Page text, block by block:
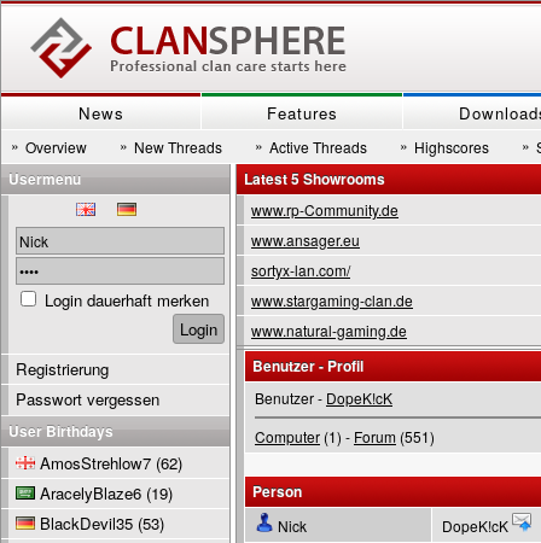
News Features
» Overview » New Threads » Active Threads » Highscores »
Latest 5 Showrooms
www.rp-Community.de
www.ansager.eu
sortyx-lan.com/
www.stargaming-clan.de
www.natural-gaming.de
Benutzer - Profil
Benutzer - DopeK!cK
Computer (1) - Forum (551)
Person
Nick
DopeK!cK
Usermenu
Login dauerhaft merken
Registrierung
Passwort vergessen
User Birthdays
AmosStrehlow7 (62)
AracelyBlaze6 (19)
BlackDevil35 (53)